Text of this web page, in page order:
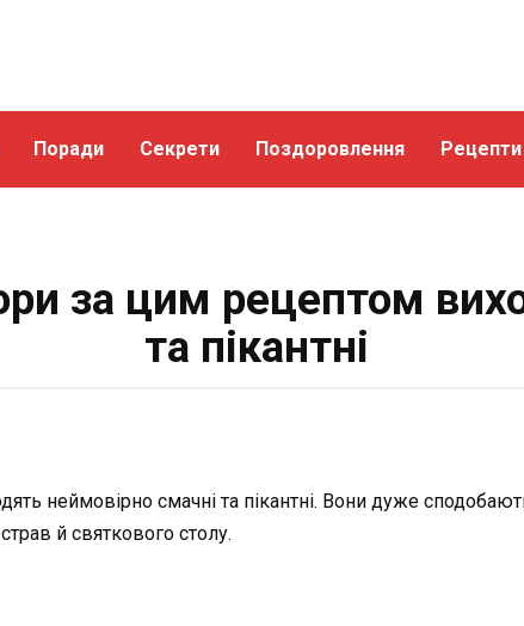
Поради Секрети Поздоровлення Рецепти
за цим рецептом
та пікантні
неймовірно смачні та пікантні. Вони дуже
й святкового столу.